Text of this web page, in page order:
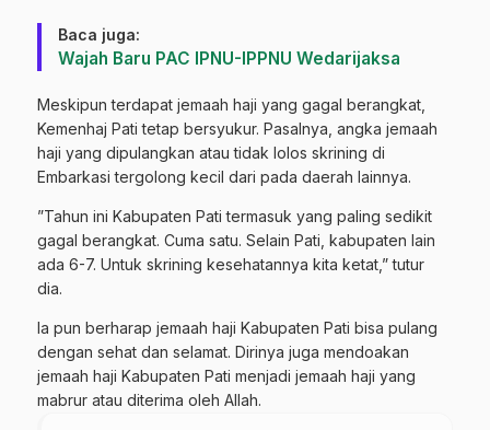
Baca juga:
Wajah Baru PAC IPNU-IPPNU Wedarijaksa
Meskipun terdapat jemaah haji yang gagal berangkat,
Kemenhaj Pati tetap bersyukur. Pasalnya, angka jemaah
haji yang dipulangkan atau tidak lolos skrining di
Embarkasi tergolong kecil dari pada daerah lainnya.
”Tahun ini Kabupaten Pati termasuk yang paling sedikit
gagal berangkat. Cuma satu. Selain Pati, kabupaten lain
ada 6-7. Untuk skrining kesehatannya kita ketat,” tutur
dia.
Ia pun berharap jemaah haji Kabupaten Pati bisa pulang
dengan sehat dan selamat. Dirinya juga mendoakan
jemaah haji Kabupaten Pati menjadi jemaah haji yang
mabrur atau diterima oleh Allah.